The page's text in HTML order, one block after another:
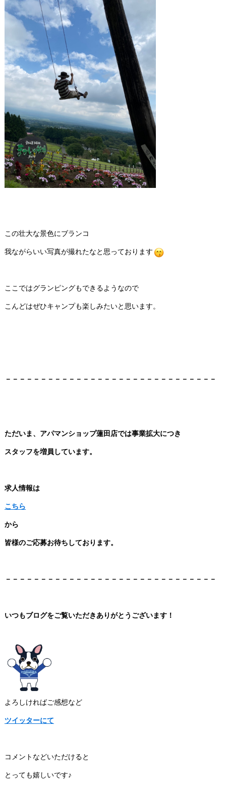
この壮大な景色にブランコ
我ながらいい写真が撮れたなと思っております
ここではグランピングもできるようなので
こんどはぜひキャンプも楽しみたいと思います。
－－－－－－－－－－－－－－－－－－－－－－－－－－－－－－
ただいま、アパマンショップ蓮田店では事業拡大につき
スタッフを増員しています。
求人情報は
こちら
から
皆様のご応募お待ちしております。
－－－－－－－－－－－－－－－－－－－－－－－－－－－－－－
いつもブログをご覧いただきありがとうございます！
よろしければご感想など
ツイッターにて
コメントなどいただけると
とっても嬉しいです♪